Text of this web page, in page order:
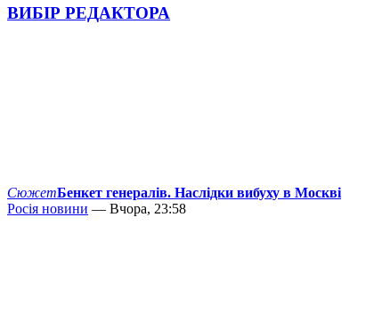
ВИБІР РЕДАКТОРА
СюжетБенкет генералів. Наслідки вибуху в Москві
Росія новини — Вчора, 23:58